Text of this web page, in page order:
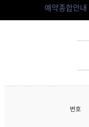
예약종합안내
번호